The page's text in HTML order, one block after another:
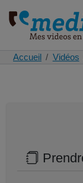
Accueil Vidéos